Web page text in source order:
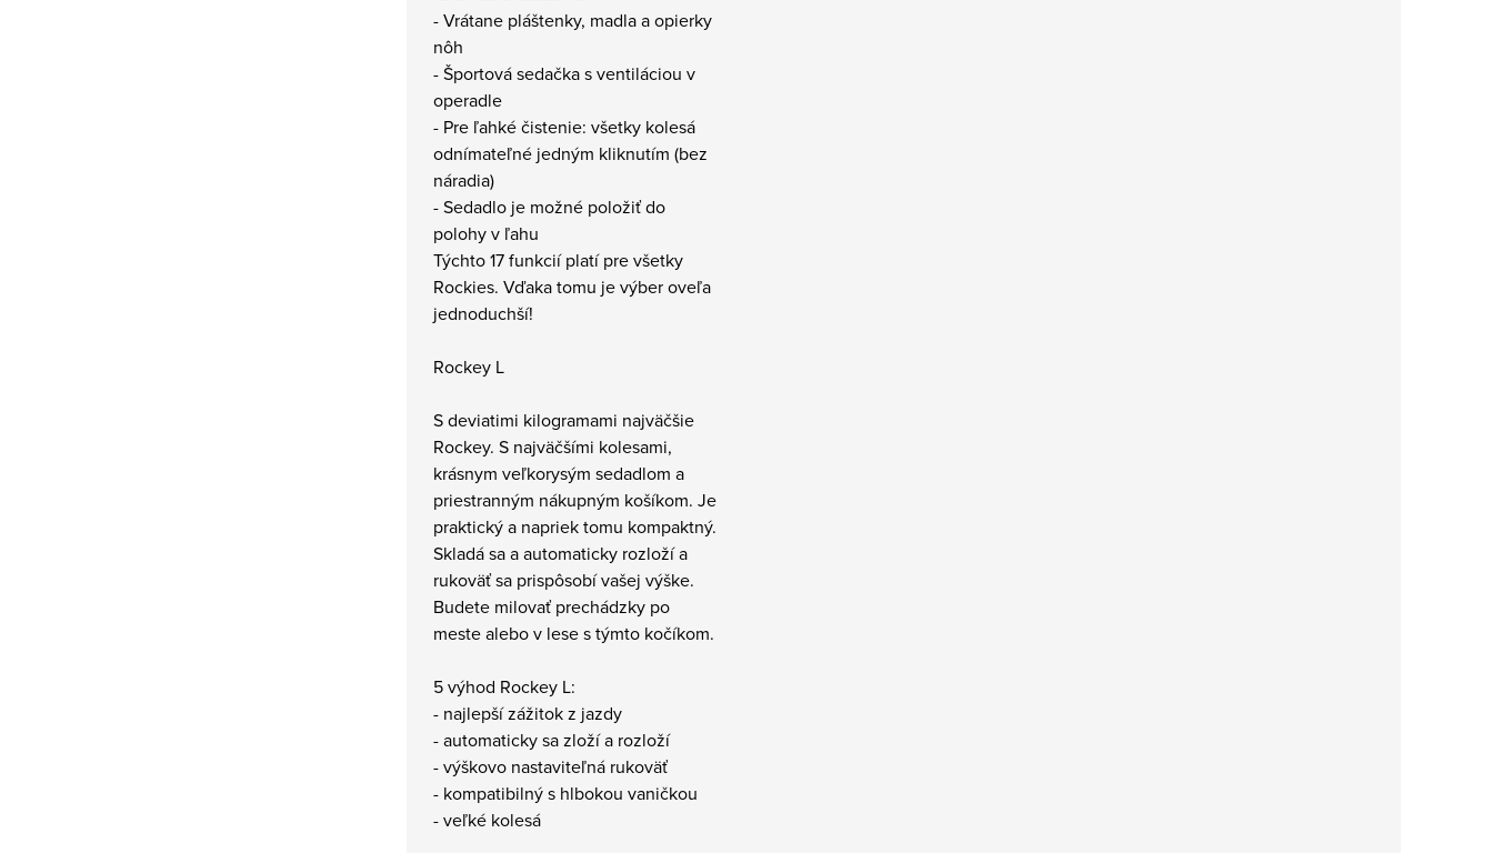
- Vrátane pláštenky, madla a opierky
nôh
- Športová sedačka s ventiláciou v
operadle
- Pre ľahké čistenie: všetky kolesá
odnímateľné jedným kliknutím (bez
náradia)
- Sedadlo je možné položiť do
polohy v ľahu
Týchto 17 funkcií platí pre všetky
Rockies. Vďaka tomu je výber oveľa
jednoduchší!
Rockey L
S deviatimi kilogramami najväčšie
Rockey. S najväčšími kolesami,
krásnym veľkorysým sedadlom a
priestranným nákupným košíkom. Je
praktický a napriek tomu kompaktný.
Skladá sa a automaticky rozloží a
rukoväť sa prispôsobí vašej výške.
Budete milovať prechádzky po
meste alebo v lese s týmto kočíkom.
5 výhod Rockey L:
- najlepší zážitok z jazdy
- automaticky sa zloží a rozloží
- výškovo nastaviteľná rukoväť
- kompatibilný s hlbokou vaničkou
- veľké kolesá